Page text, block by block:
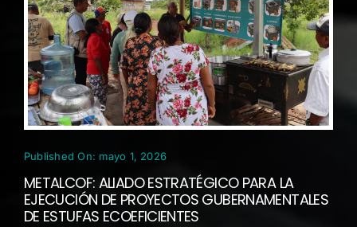
Published On: mayo 1, 2026
METALCOF: ALIADO ESTRATÉGICO PARA LA
EJECUCIÓN DE PROYECTOS GUBERNAMENTALES
DE ESTUFAS ECOEFICIENTES